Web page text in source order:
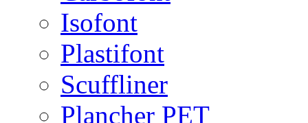
Isofont
Plastifont
Scuffliner
Plancher PET